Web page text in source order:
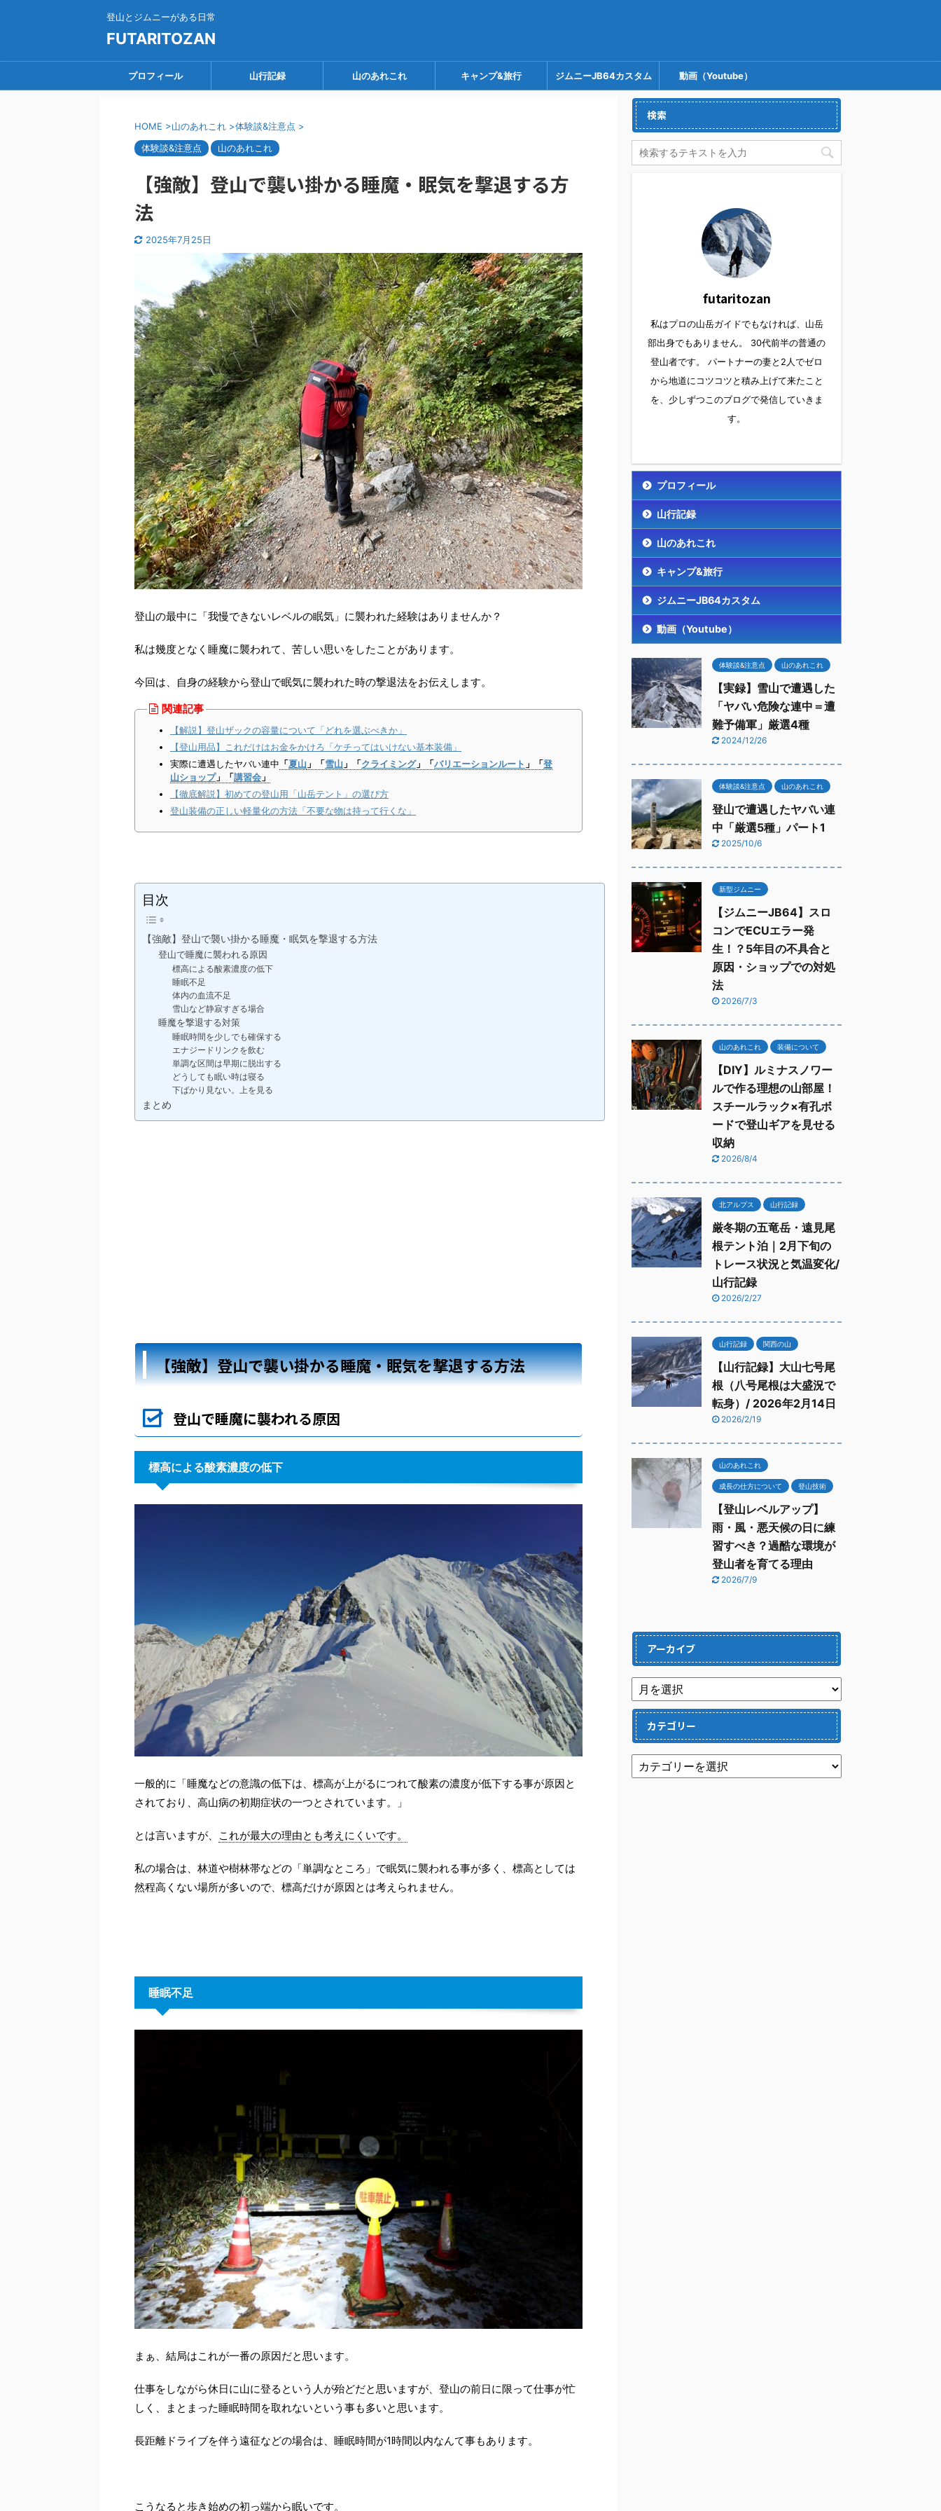
登山とジムニーがある日常
FUTARITOZAN
プロフィール 山行記録 山のあれこれ キャンプ&旅行 ジムニーJB64カスタム 動画（Youtube）
HOME >山のあれこれ >体験談&注意点 >
体験談&注意点
山のあれこれ
【強敵】登山で襲い掛かる睡魔・眠気を撃退する方
法
2025年7月25日
登山の最中に「我慢できないレベルの眠気」に襲われた経験はありませんか？
私は幾度となく睡魔に襲われて、苦しい思いをしたことがあります。
今回は、自身の経験から登山で眠気に襲われた時の撃退法をお伝えします。
関連記事
【解説】登山ザックの容量について「どれを選ぶべきか」
【登山用品】これだけはお金をかけろ「ケチってはいけない基本装備」
実際に遭遇したヤバい連中 「 夏山 」「 雪山 」「 クライミング」「 バリエーションルート 」「 登
山ショップ」「 講習会 」
【徹底解説】初めての登山用「山岳テント」の選び方
登山装備の正しい軽量化の方法「不要な物は持って行くな」
目次
【強敵】登山で襲い掛かる睡魔・眠気を撃退する方法
登山で睡魔に襲われる原因
標高による酸素濃度の低下
睡眠不足
体内の血流不足
雪山など静寂すぎる場合
睡魔を撃退する対策
睡眠時間を少しでも確保する
エナジードリンクを飲む
単調な区間は早期に脱出する
どうしても眠い時は寝る
下ばかり見ない。上を見る
まとめ
【強敵】登山で襲い掛かる睡魔・眠気を撃退する方法
登山で睡魔に襲われる原因
標高による酸素濃度の低下
一般的に「睡魔などの意識の低下は、標高が上がるにつれて酸素の濃度が低下する事が原因と
されており、高山病の初期症状の一つとされています。」
とは言いますが、 これが最大の理由とも考えにくいです。
私の場合は、林道や樹林帯などの「単調なところ」で眠気に襲われる事が多く、標高としては
然程高くない場所が多いので、標高だけが原因とは考えられません。
睡眠不足
まぁ、結局はこれが一番の原因だと思います。
仕事をしながら休日に山に登るという人が殆どだと思いますが、登山の前日に限って仕事が忙
しく、まとまった睡眠時間を取れないという事も多いと思います。
長距離ドライブを伴う遠征などの場合は、睡眠時間が1時間以内なんて事もあります。
こうなると歩き始めの初っ端から眠いです。
検索
futaritozan
私はプロの山岳ガイドでもなければ、山岳
部出身でもありません。 30代前半の普通の
登山者です。 パートナーの妻と2人でゼロ
から地道にコツコツと積み上げて来たこと
を、少しずつこのブログで発信していきま
す。
プロフィール
山行記録
山のあれこれ
キャンプ&旅行
ジムニーJB64カスタム
動画（Youtube）
体験談&注意点 山のあれこれ
【実録】雪山で遭遇した
「ヤバい危険な連中＝遭
難予備軍」厳選4種
2024/12/26
体験談&注意点 山のあれこれ
登山で遭遇したヤバい連
中「厳選5種」パート1
2025/10/6
新型ジムニー
【ジムニーJB64】スロ
コンでECUエラー発
生！？5年目の不具合と
原因・ショップでの対処
法
2026/7/3
山のあれこれ 装備について
【DIY】ルミナスノワー
ルで作る理想の山部屋！
スチールラック×有孔ボ
ードで登山ギアを見せる
収納
2026/8/4
北アルプス 山行記録
厳冬期の五竜岳・遠見尾
根テント泊｜2月下旬の
トレース状況と気温変化/
山行記録
2026/2/27
山行記録 関西の山
【山行記録】大山七号尾
根（八号尾根は大盛況で
転身）/ 2026年2月14日
2026/2/19
山のあれこれ
成長の仕方について 登山技術
【登山レベルアップ】
雨・風・悪天候の日に練
習すべき？過酷な環境が
登山者を育てる理由
2026/7/9
アーカイブ
カテゴリー